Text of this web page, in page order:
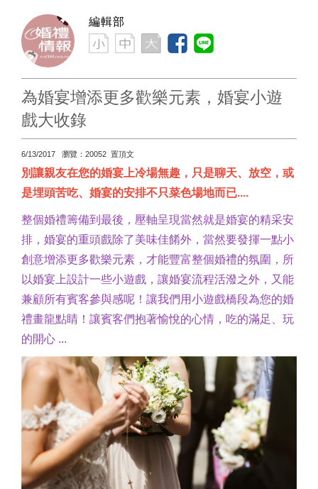
編輯部
為婚宴增添更多歡樂元素，婚宴小遊
戲大收錄
6/13/2017 瀏覽：20052 置頂文
別讓親友在您的婚宴上冷場無趣，只是聊天、放空，或
是埋頭苦吃、婚宴的安排不只菜色場地而已....
整個婚禮籌備到最後，壓軸呈現當然就是婚宴的精采安
排，婚宴的重頭戲除了美味佳餚外，當然要發揮一點小
創意增添更多歡樂元素，才能豐富整個婚禮的氛圍，所
以婚宴上設計一些小遊戲，讓婚宴流程活潑之外，又能
兼顧所有賓客參與感呢！讓我們用小遊戲橋段為您的婚
禮畫龍點睛！讓賓客們抱著愉悅的心情，吃的滿足、玩
的開心 ...